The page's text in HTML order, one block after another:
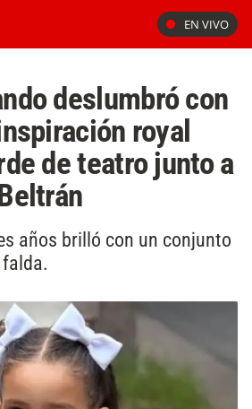
EN VIVO
deslumbró con
royal
de teatro junto a
años brilló con un conjunto